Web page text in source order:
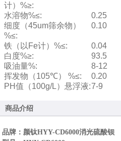
计）%≥:
水溶物%≤:
0.25
细度（45um筛余物）
%≤:
0.10
铁（以Fe计）%≤:
0.04
白度%≥:
93.5
吸油量%:
8-12
挥发物（105℃） %≤:
0.20
PH值（100g/L）悬浮液:7-9
商品介绍
品牌：颜钛HYY-CD6000消光硫酸钡